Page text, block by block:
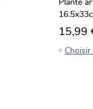
15,99